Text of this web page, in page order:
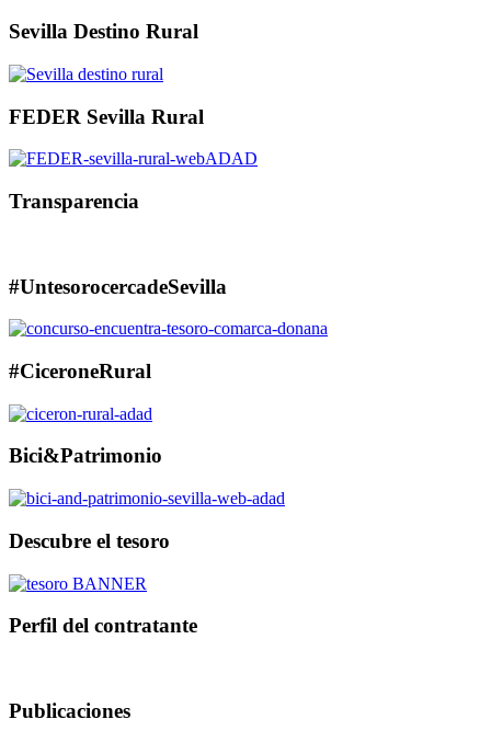
Sevilla Destino Rural
FEDER Sevilla Rural
Transparencia
#UntesorocercadeSevilla
#CiceroneRural
Bici&Patrimonio
Descubre el tesoro
Perfil del contratante
Publicaciones